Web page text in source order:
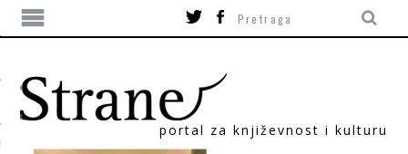
portal za književnost i kulturu